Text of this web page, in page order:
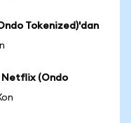
Tokenized)'dan
Netflix (Ondo